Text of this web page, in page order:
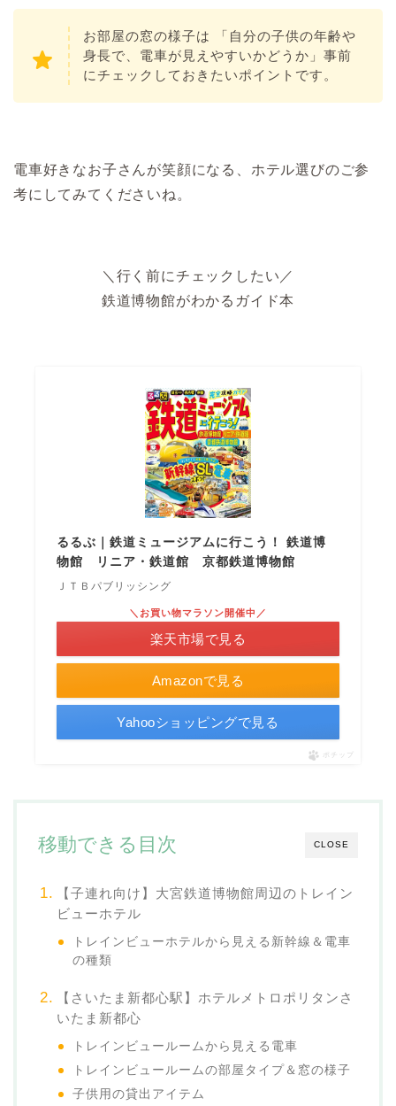
お部屋の窓の様子は 「自分の子供の年齢や
身長で、電車が見えやすいかどうか」事前
にチェックしておきたいポイントです。
電車好きなお子さんが笑顔になる、ホテル選びのご参
考にしてみてくださいね。
＼行く前にチェックしたい／
鉄道博物館がわかるガイド本
るるぶ｜鉄道ミュージアムに行こう！ 鉄道博
物館 リニア・鉄道館 京都鉄道博物館
ＪＴＢパブリッシング
Amazonで見る
＼お買い物マラソン開催中／
楽天市場で見る
Yahooショッピングで見る
ポチップ
CLOSE
移動できる目次
【子連れ向け】大宮鉄道博物館周辺のトレイン
ビューホテル
トレインビューホテルから見える新幹線＆電車
の種類
【さいたま新都心駅】ホテルメトロポリタンさ
いたま新都心
トレインビュールームから見える電車
トレインビュールームの部屋タイプ＆窓の様子
子供用の貸出アイテム